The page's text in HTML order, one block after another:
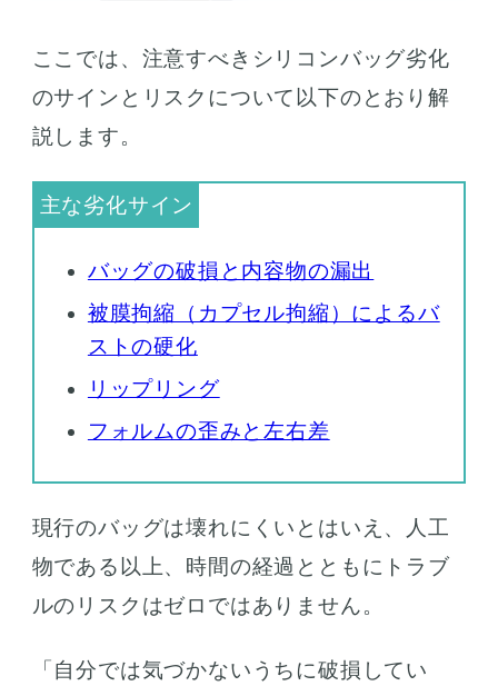
ここでは、注意すべきシリコンバッグ劣化
のサインとリスクについて以下のとおり解
説します。
バッグの破損と内容物の漏出
被膜拘縮（カプセル拘縮）によるバ
ストの硬化
リップリング
フォルムの歪みと左右差
現行のバッグは壊れにくいとはいえ、人工
物である以上、時間の経過とともにトラブ
ルのリスクはゼロではありません。
「自分では気づかないうちに破損してい